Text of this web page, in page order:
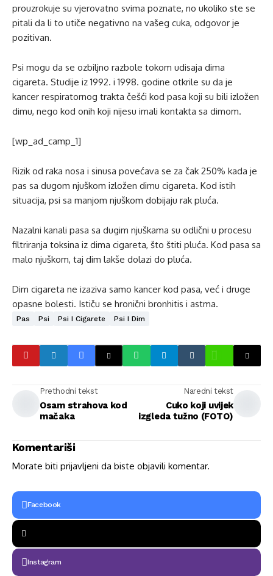
prouzrokuje su vjerovatno svima poznate, no ukoliko ste se
pitali da li to utiče negativno na vašeg cuka, odgovor je
pozitivan.
Psi mogu da se ozbiljno razbole tokom udisaja dima
cigareta. Studije iz 1992. i 1998. godine otkrile su da je
kancer respiratornog trakta češći kod pasa koji su bili izložen
dimu, nego kod onih koji nijesu imali kontakta sa dimom.
[wp_ad_camp_1]
Rizik od raka nosa i sinusa povećava se za čak 250% kada je
pas sa dugom njuškom izložen dimu cigareta. Kod istih
situacija, psi sa manjom njuškom dobijaju rak pluća.
Nazalni kanali pasa sa dugim njuškama su odlični u procesu
filtriranja toksina iz dima cigareta, što štiti pluća. Kod pasa sa
malo njuškom, taj dim lakše dolazi do pluća.
Dim cigareta ne izaziva samo kancer kod pasa, već i druge
opasne bolesti. Ističu se hronični bronhitis i astma.
Pas Psi Psi I Cigarete Psi I Dim
Prethodni tekst
Osam strahova kod
mačaka
Naredni tekst
Cuko koji uvijek
izgleda tužno (FOTO)
Komentariši
Morate biti prijavljeni da biste objavili komentar.
Facebook
Instagram